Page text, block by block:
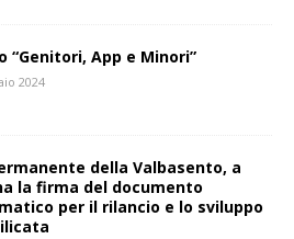
“Genitori, App e Minori”
2024
della Valbasento, a
la firma del documento
per il rilancio e lo sviluppo